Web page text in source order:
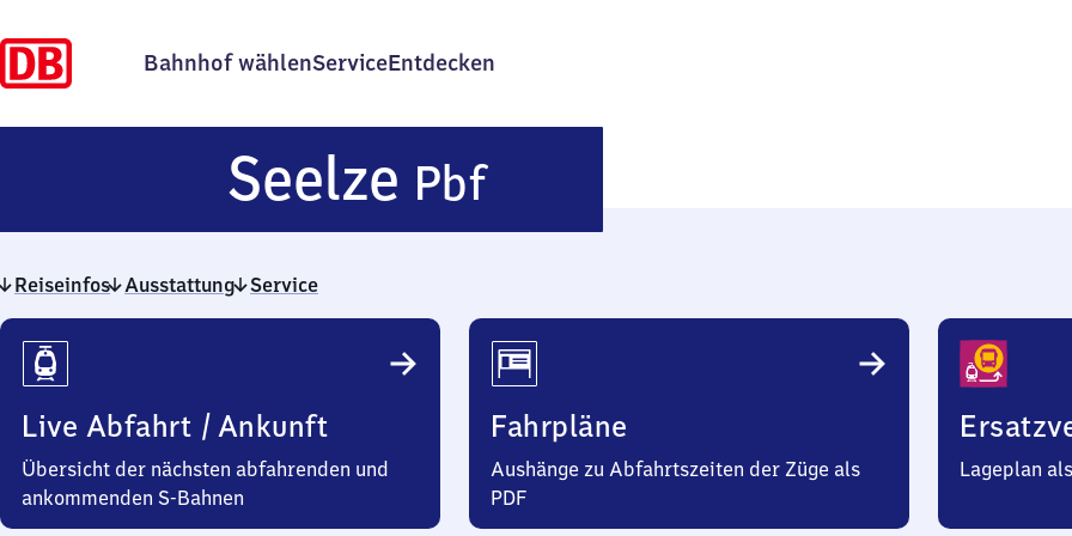
Bahnhof wählenServiceEntdecken
Seelze PbfSeelze
Personenbahnhof
Reiseinfos Ausstattung Service
Reiseinfos
Live Abfahrt / Ankunft
Übersicht der nächsten abfahrenden und
ankommenden S-Bahnen
Fahrpläne
Aushänge zu Abfahrtszeiten der Züge als
PDF
Lageplan